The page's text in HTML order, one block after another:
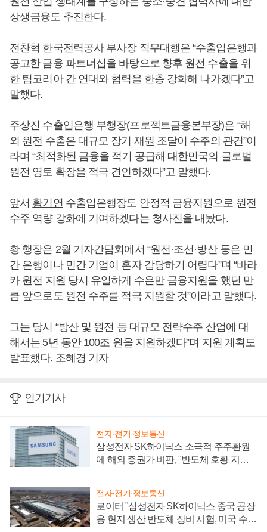
상생금융도 추진한다.
전찬혁 한국전력공사 부사장 직무대행은 “수출입은행과
공고한 금융 파트너십을 바탕으로 향후 원전 수출을 위
한 팀코리아 간 연대와 협력을 한층 강화해 나가겠다”고
말했다.
주상진 수출입은행 부행장(프로젝트금융본부장)은 “해
외 원전 수출은 대규모 장기 재원 조달이 수주의 관건”이
라며 “최적화된 금융을 적기 공급해 대한민국의 글로벌
원전 영토 확장을 적극 견인하겠다”고 말했다.
앞서 황기연 수출입은행장도 안정적 금융지원으로 원전
수주 역량 강화에 기여하겠다는 청사진을 내놨다.
황 행장은 2월 기자간담회에서 “원전·조선·방산 등은 민
간 은행이나 민간 기업이 혼자 감당하기 어렵다”며 “바라
카 원전 지원 당시 유일하게 수은만 금융지원을 했던 만
큼 앞으로도 원전 수주를 적극 지원할 것”이라고 말했다.
그는 당시 “방산 및 원전 등 대규모 전략수주 산업에 대
해서는 5년 동안 100조 원을 지원하겠다”며 지원 계획도
발표했다. 조혜경 기자
인기기사
전자·전기·정보통신
삼성전자 SK하이닉스 소극적 주주환원
에 해외 증권가 비판, "반도체 호황 지속
전자·전기·정보통신
로이터 "삼성전자 SK하이닉스 중국 공장
용 현지 생산 반도체 장비 시험, 미국 수출